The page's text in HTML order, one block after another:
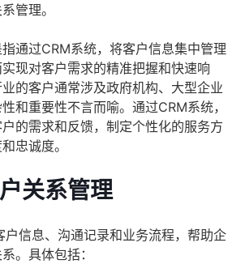
管理。
通过CRM系统，将客户信息集中管理
现对客户需求的精准把握和快速响
的客户通常涉及政府机构、大型企业
和重要性不言而喻。通过CRM系统，
的需求和反馈，制定个性化的服务方
忠诚度。
关系管理
户信息、沟通记录和业务流程，帮助企
。具体包括：